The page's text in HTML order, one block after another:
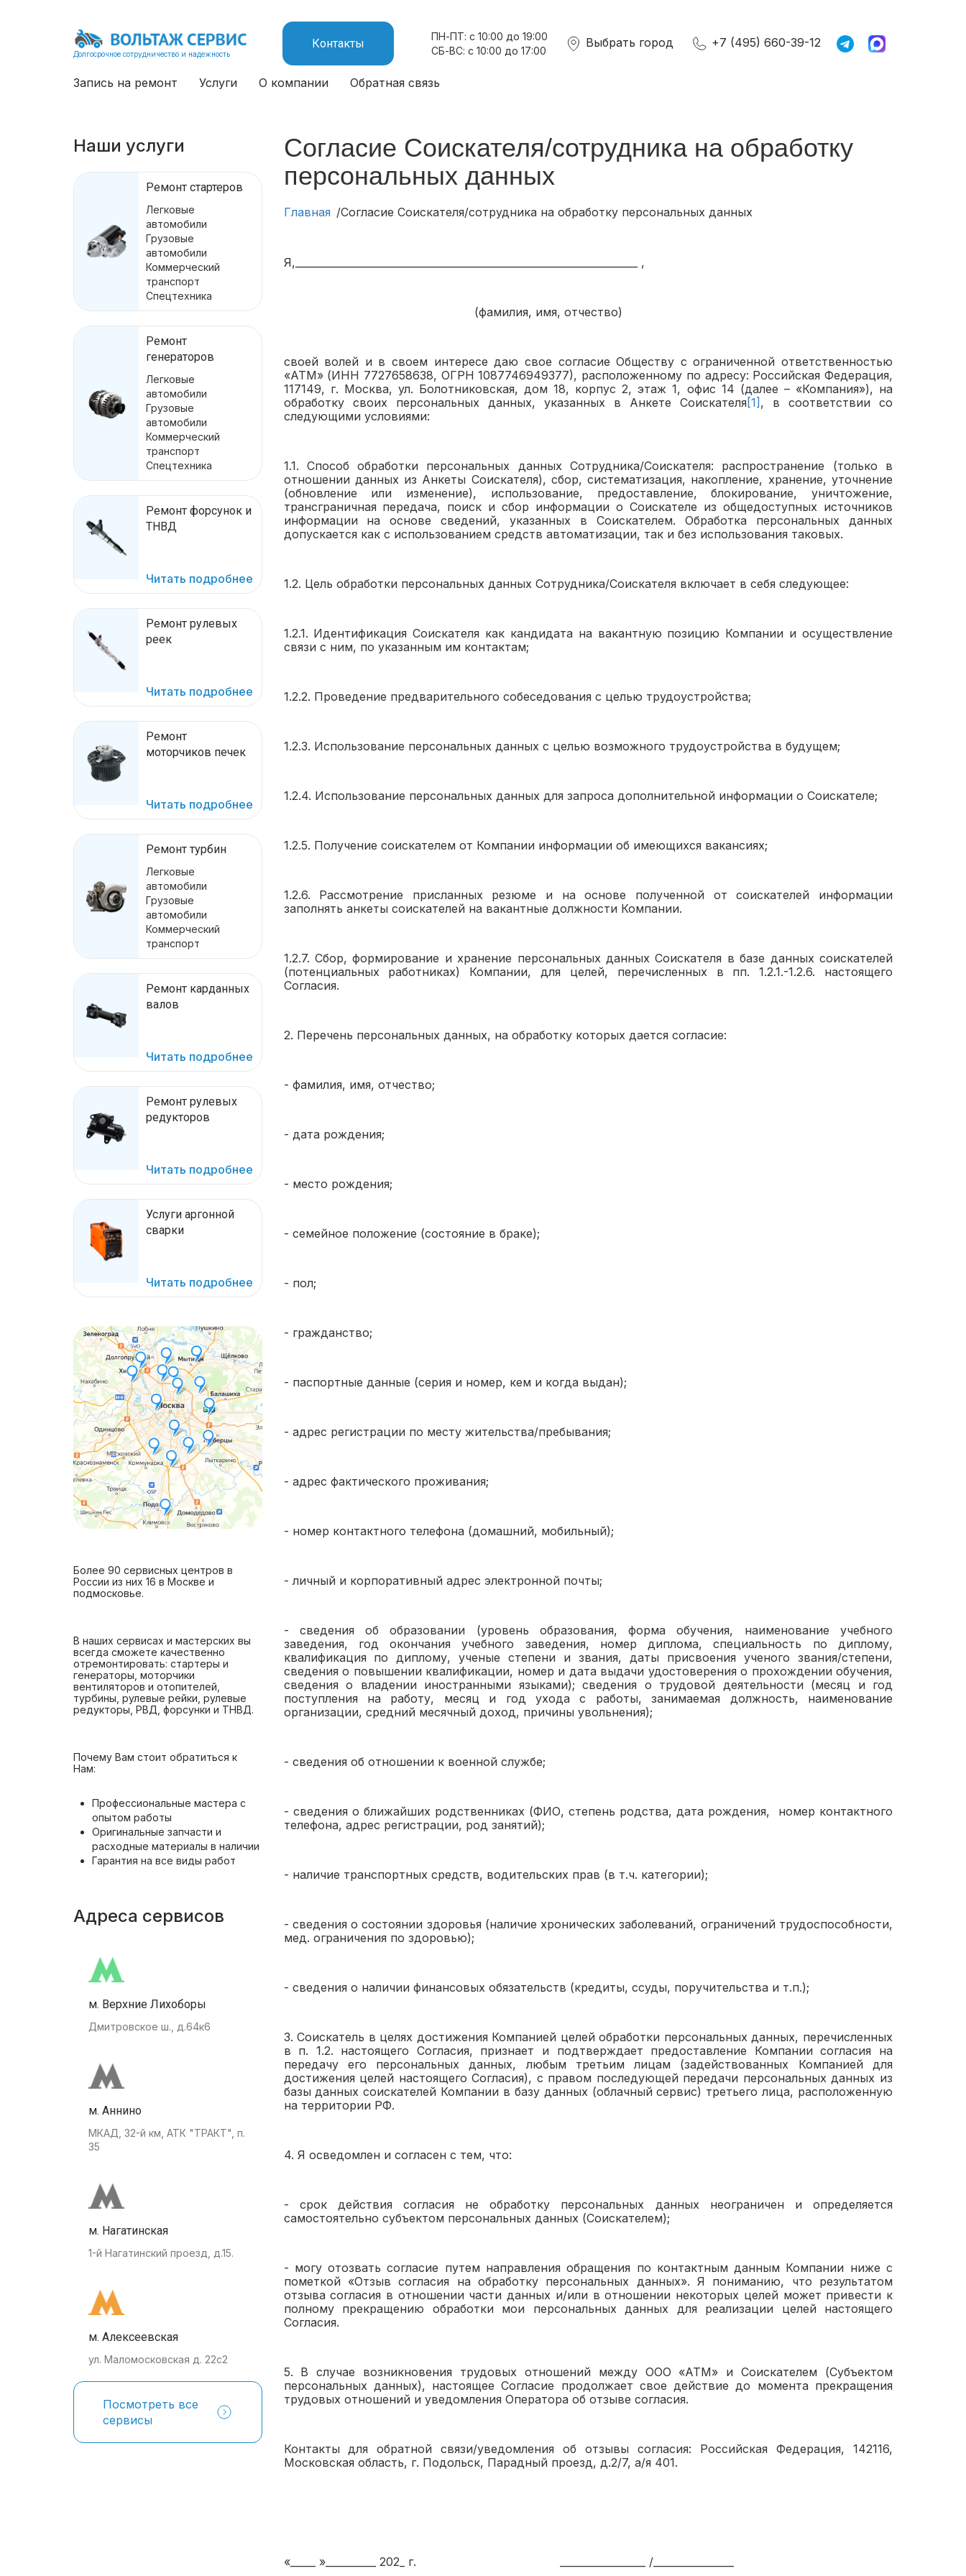
Долгосрочное сотрудничество и надежность
Запись на ремонт Услуги О компании Обратная связь
Контакты
ПН-ПТ: с 10:00 до 19:00
СБ-ВС: с 10:00 до 17:00
Выбрать город +7 (495) 660-39-12
Наши услуги
Ремонт стартеров
Легковые
автомобили
Грузовые
автомобили
Коммерческий
транспорт
Спецтехника
Ремонт
генераторов
Легковые
автомобили
Грузовые
автомобили
Коммерческий
транспорт
Спецтехника
Ремонт форсунок и
ТНВД
Читать подробнее
Ремонт рулевых
реек
Читать подробнее
Ремонт
моторчиков печек
Читать подробнее
Ремонт турбин
Легковые
автомобили
Грузовые
автомобили
Коммерческий
транспорт
Ремонт карданных
валов
Читать подробнее
Ремонт рулевых
редукторов
Читать подробнее
Услуги аргонной
сварки
Читать подробнее
Более 90 сервисных центров в
России из них 16 в Москве и
подмосковье.
В наших сервисах и мастерских вы
всегда сможете качественно
отремонтировать: стартеры и
генераторы, моторчики
вентиляторов и отопителей,
турбины, рулевые рейки, рулевые
редукторы, РВД, форсунки и ТНВД.
Почему Вам стоит обратиться к
Нам:
Профессиональные мастера с
опытом работы
Оригинальные запчасти и
расходные материалы в наличии
Гарантия на все виды работ
Адреса сервисов
м. Верхние Лихоборы
Дмитровское ш., д.64к6
м. Аннино
МКАД, 32-й км, АТК "ТРАКТ", п.
35
м. Нагатинская
1-й Нагатинский проезд, д.15.
м. Алексеевская
ул. Маломосковская д. 22с2
Посмотреть все
сервисы
Согласие Соискателя/сотрудника на обработку
персональных данных
Главная Согласие Соискателя/сотрудника на обработку персональных данных
Я,____________________________________________________________________ ,
(фамилия, имя, отчество)
своей волей и в своем интересе даю свое согласие Обществу с ограниченной ответственностью
«АТМ» (ИНН 7727658638, ОГРН 1087746949377), расположенному по адресу: Российская Федерация,
117149, г. Москва, ул. Болотниковская, дом 18, корпус 2, этаж 1, офис 14 (далее – «Компания»), на
обработку своих персональных данных, указанных в Анкете Соискателя [1] , в соответствии со
следующими условиями:
1.1. Способ обработки персональных данных Сотрудника/Соискателя: распространение (только в
отношении данных из Анкеты Соискателя), сбор, систематизация, накопление, хранение, уточнение
(обновление или изменение), использование, предоставление, блокирование, уничтожение,
трансграничная передача, поиск и сбор информации о Соискателе из общедоступных источников
информации на основе сведений, указанных в Соискателем. Обработка персональных данных
допускается как с использованием средств автоматизации, так и без использования таковых.
1.2. Цель обработки персональных данных Сотрудника/Соискателя включает в себя следующее:
1.2.1. Идентификация Соискателя как кандидата на вакантную позицию Компании и осуществление
связи с ним, по указанным им контактам;
1.2.2. Проведение предварительного собеседования с целью трудоустройства;
1.2.3. Использование персональных данных с целью возможного трудоустройства в будущем;
1.2.4. Использование персональных данных для запроса дополнительной информации о Соискателе;
1.2.5. Получение соискателем от Компании информации об имеющихся вакансиях;
1.2.6. Рассмотрение присланных резюме и на основе полученной от соискателей информации
заполнять анкеты соискателей на вакантные должности Компании.
1.2.7. Сбор, формирование и хранение персональных данных Соискателя в базе данных соискателей
(потенциальных работниках) Компании, для целей, перечисленных в пп. 1.2.1.-1.2.6. настоящего
Согласия.
2. Перечень персональных данных, на обработку которых дается согласие:
- фамилия, имя, отчество;
- дата рождения;
- место рождения;
- семейное положение (состояние в браке);
- пол;
- гражданство;
- паспортные данные (серия и номер, кем и когда выдан);
- адрес регистрации по месту жительства/пребывания;
- адрес фактического проживания;
- номер контактного телефона (домашний, мобильный);
- личный и корпоративный адрес электронной почты;
- сведения об образовании (уровень образования, форма обучения, наименование учебного
заведения, год окончания учебного заведения, номер диплома, специальность по диплому,
квалификация по диплому, ученые степени и звания, даты присвоения ученого звания/степени,
сведения о повышении квалификации, номер и дата выдачи удостоверения о прохождении обучения,
сведения о владении иностранными языками); сведения о трудовой деятельности (месяц и год
поступления на работу, месяц и год ухода с работы, занимаемая должность, наименование
организации, средний месячный доход, причины увольнения);
- сведения об отношении к военной службе;
- сведения о ближайших родственниках (ФИО, степень родства, дата рождения, номер контактного
телефона, адрес регистрации, род занятий);
- наличие транспортных средств, водительских прав (в т.ч. категории);
- сведения о состоянии здоровья (наличие хронических заболеваний, ограничений трудоспособности,
мед. ограничения по здоровью);
- сведения о наличии финансовых обязательств (кредиты, ссуды, поручительства и т.п.);
3. Соискатель в целях достижения Компанией целей обработки персональных данных, перечисленных
в п. 1.2. настоящего Согласия, признает и подтверждает предоставление Компании согласия на
передачу его персональных данных, любым третьим лицам (задействованных Компанией для
достижения целей настоящего Согласия), с правом последующей передачи персональных данных из
базы данных соискателей Компании в базу данных (облачный сервис) третьего лица, расположенную
на территории РФ.
4. Я осведомлен и согласен с тем, что:
- срок действия согласия не обработку персональных данных неограничен и определяется
самостоятельно субъектом персональных данных (Соискателем);
- могу отозвать согласие путем направления обращения по контактным данным Компании ниже с
пометкой «Отзыв согласия на обработку персональных данных». Я пониманию, что результатом
отзыва согласия в отношении части данных и/или в отношении некоторых целей может привести к
полному прекращению обработки мои персональных данных для реализации целей настоящего
Согласия.
5. В случае возникновения трудовых отношений между ООО «АТМ» и Соискателем (Субъектом
персональных данных), настоящее Согласие продолжает свое действие до момента прекращения
трудовых отношений и уведомления Оператора об отзыве согласия.
Контакты для обратной связи/уведомления об отзывы согласия: Российская Федерация, 142116,
Московская область, г. Подольск, Парадный проезд, д.2/7, а/я 401.
«_____ »__________ 202_ г. _________________ /________________